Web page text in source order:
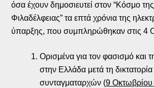
όσα έχουν δημοσιευτεί στον “Κόσμο
Φιλαδέλφειας” τα επτά χρόνια της
ύπαρξης, που συμπληρώθηκαν στις 4
Ορισμένα για τον φασισμό και
στην Ελλάδα μετά τη
συνταγματαρχών (9